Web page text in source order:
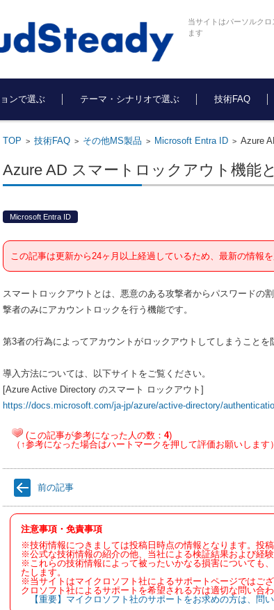
当サイトはパーソルク
ます
ンで選ぶ テーマ・シナリオで選ぶ 技術FAQ
TOP > 技術FAQ> その他MS製品 > Microsoft Entra ID> Azure
Azure AD スマートロックアウト機能
Microsoft Entra ID
この記事は更新から24ヶ月以上経過しているため、最新の情報
スマートロックアウトとは、悪意のある攻撃者からパスワードの
撃者のみにアカウントロックを行う機能です。
第3者の行為によってアカウントがロックアウトしてしまうこと
導入方法については、以下サイトをご覧ください。
[Azure Active Directory のスマート ロックアウト]
https://docs.microsoft.com/ja-jp/azure/active-directory/
(この記事が参考になった人の数： 4)
（↑参考になった場合はハートマークを押して評価お願いします）
前の記事
注意事項・免責事項
※技術情報につきましては投稿日時点の情報となります。投
※公式な技術情報の紹介の他、当社による検証結果および経
※これらの技術情報によって被ったいかなる損害についても
たします。
※当サイトはマイクロソフト社によるサポートページではご
クロソフト社によるサポートを希望される方は適切な問い合
【重要】マイクロソフト社のサポートをお求めの方は、問